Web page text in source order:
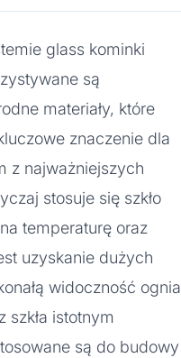
glass kominki
są
materiały, które
znaczenie dla
z najważniejszych
stosuje się szkło
temperaturę oraz
uzyskanie dużych
widoczność ognia
szkła istotnym
są do budowy